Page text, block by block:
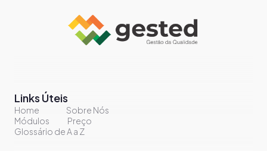
Links Úteis
Home
Sobre Nós
Módulos
Preço
Glossário de A a Z